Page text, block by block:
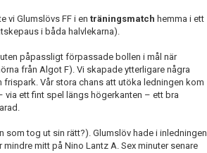
vi Glumslövs FF i en träningsmatch hemma i ett
i båda halvlekarna).
påpassligt förpassade bollen i mål när
från Algot F). Vi skapade ytterligare några
Vår stora chans att utöka ledningen kom
via ett fint spel längs högerkanten – ett bra
som tog ut sin rätt?). Glumslöv hade i inledningen
mitt på Nino Lantz A. Sex minuter senare